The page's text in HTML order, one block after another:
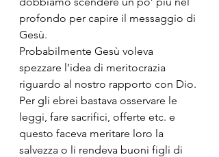
profondo per capire il messaggio di
Gesù.
Probabilmente Gesù voleva
spezzare l’idea di meritocrazia
riguardo al nostro rapporto con Dio.
Per gli ebrei bastava osservare le
leggi, fare sacrifici, offerte etc. e
questo faceva meritare loro la
salvezza o li rendeva buoni figli di